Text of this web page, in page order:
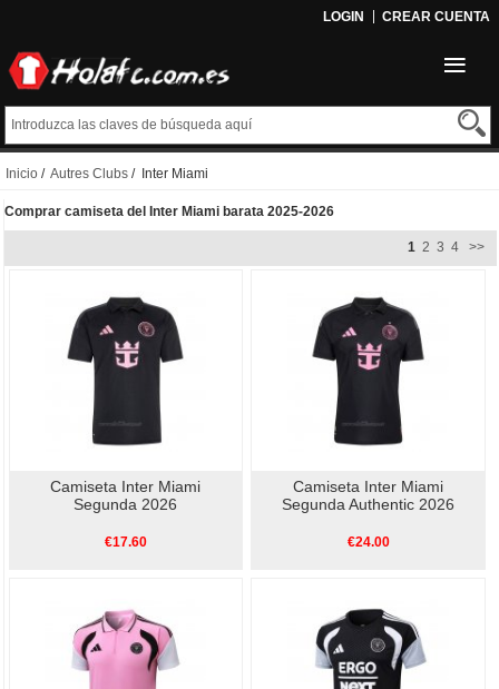
LOGIN CREAR CUENTA
Inicio / Autres Clubs / Inter Miami
Comprar camiseta del Inter Miami barata 2025-2026
1 2 3 4 >>
Camiseta Inter Miami
Segunda 2026
€17.60
Camiseta Inter Miami
Segunda Authentic 2026
€24.00